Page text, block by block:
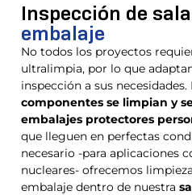
Inspección de
embalaje
No todos los proyectos
ultralimpia, por lo que
inspección a sus necesidades.
componentes se limpian y
embalajes protectores
que lleguen en perfectas
necesario -para aplicaciones
nucleares- ofrecemos
embalaje dentro de nuestra